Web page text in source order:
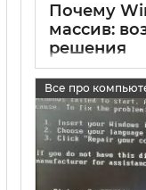
Почему
массив:
решения
Все про